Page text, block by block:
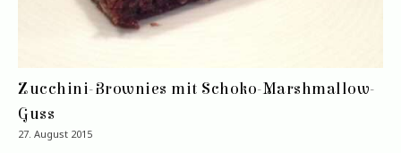
Zucchini-Brownies mit Schoko-Marshmallow-
Guss
27. August 2015